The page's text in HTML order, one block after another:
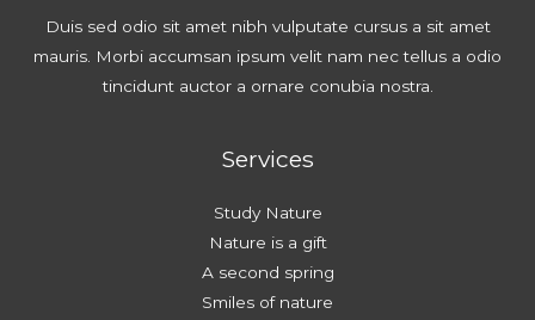
Duis sed odio sit amet nibh vulputate cursus a sit amet
mauris. Morbi accumsan ipsum velit nam nec tellus a odio
tincidunt auctor a ornare conubia nostra.
Services
Study Nature
Nature is a gift
A second spring
Smiles of nature